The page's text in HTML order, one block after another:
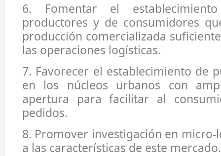
6. Fomentar el
productores y de consumidores
producción comercializada
las operaciones logísticas.
7. Favorecer el establecimiento de
en los núcleos urbanos con
apertura para facilitar al
pedidos.
8. Promover investigación en micro-
a las características de este